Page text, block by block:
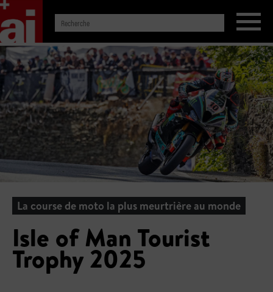
La course de moto la plus meurtrière au monde
Isle of Man Tourist
Trophy 2025